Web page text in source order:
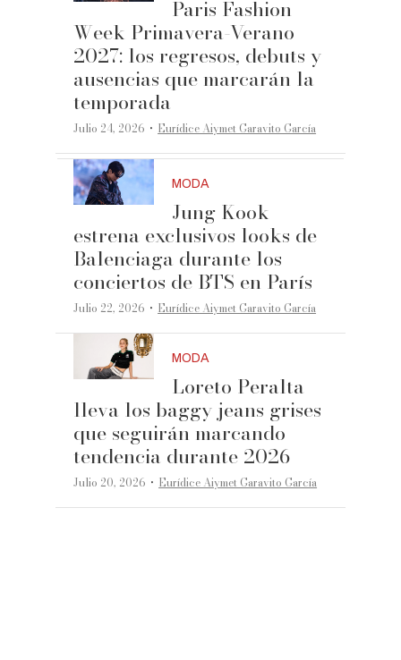
Paris Fashion
Week Primavera-Verano
2027: los regresos, debuts y
ausencias que marcarán la
temporada
Julio 24, 2026 ·Eurídice Aiymet Garavito García
MODA
Jung Kook
estrena exclusivos looks de
Balenciaga durante los
conciertos de BTS en París
Julio 22, 2026 ·Eurídice Aiymet Garavito García
MODA
Loreto Peralta
lleva los baggy jeans grises
que seguirán marcando
tendencia durante 2026
Julio 20, 2026 ·Eurídice Aiymet Garavito García